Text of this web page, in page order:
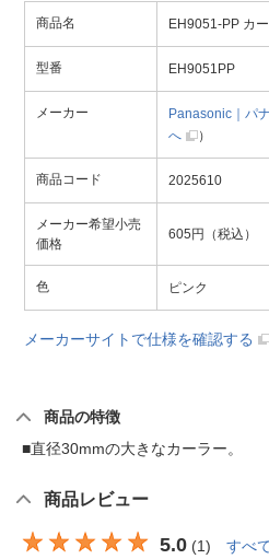
商品名 EH9051-PP カ
型番 EH9051PP
メーカー Panasonic｜パ
へ
）
商品コード 2025610
メーカー希望小売
価格
605円（税込）
色 ピンク
メーカーサイトで仕様を確認する
商品の特徴
■直径30mmの大きなカーラー。
商品レビュー
5.0 (1) すべ